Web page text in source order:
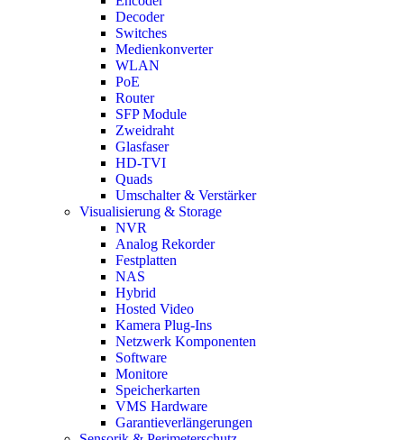
Decoder
Switches
Medienkonverter
WLAN
PoE
Router
SFP Module
Zweidraht
Glasfaser
HD-TVI
Quads
Umschalter & Verstärker
Visualisierung & Storage
NVR
Analog Rekorder
Festplatten
NAS
Hybrid
Hosted Video
Kamera Plug-Ins
Netzwerk Komponenten
Software
Monitore
Speicherkarten
VMS Hardware
Garantieverlängerungen